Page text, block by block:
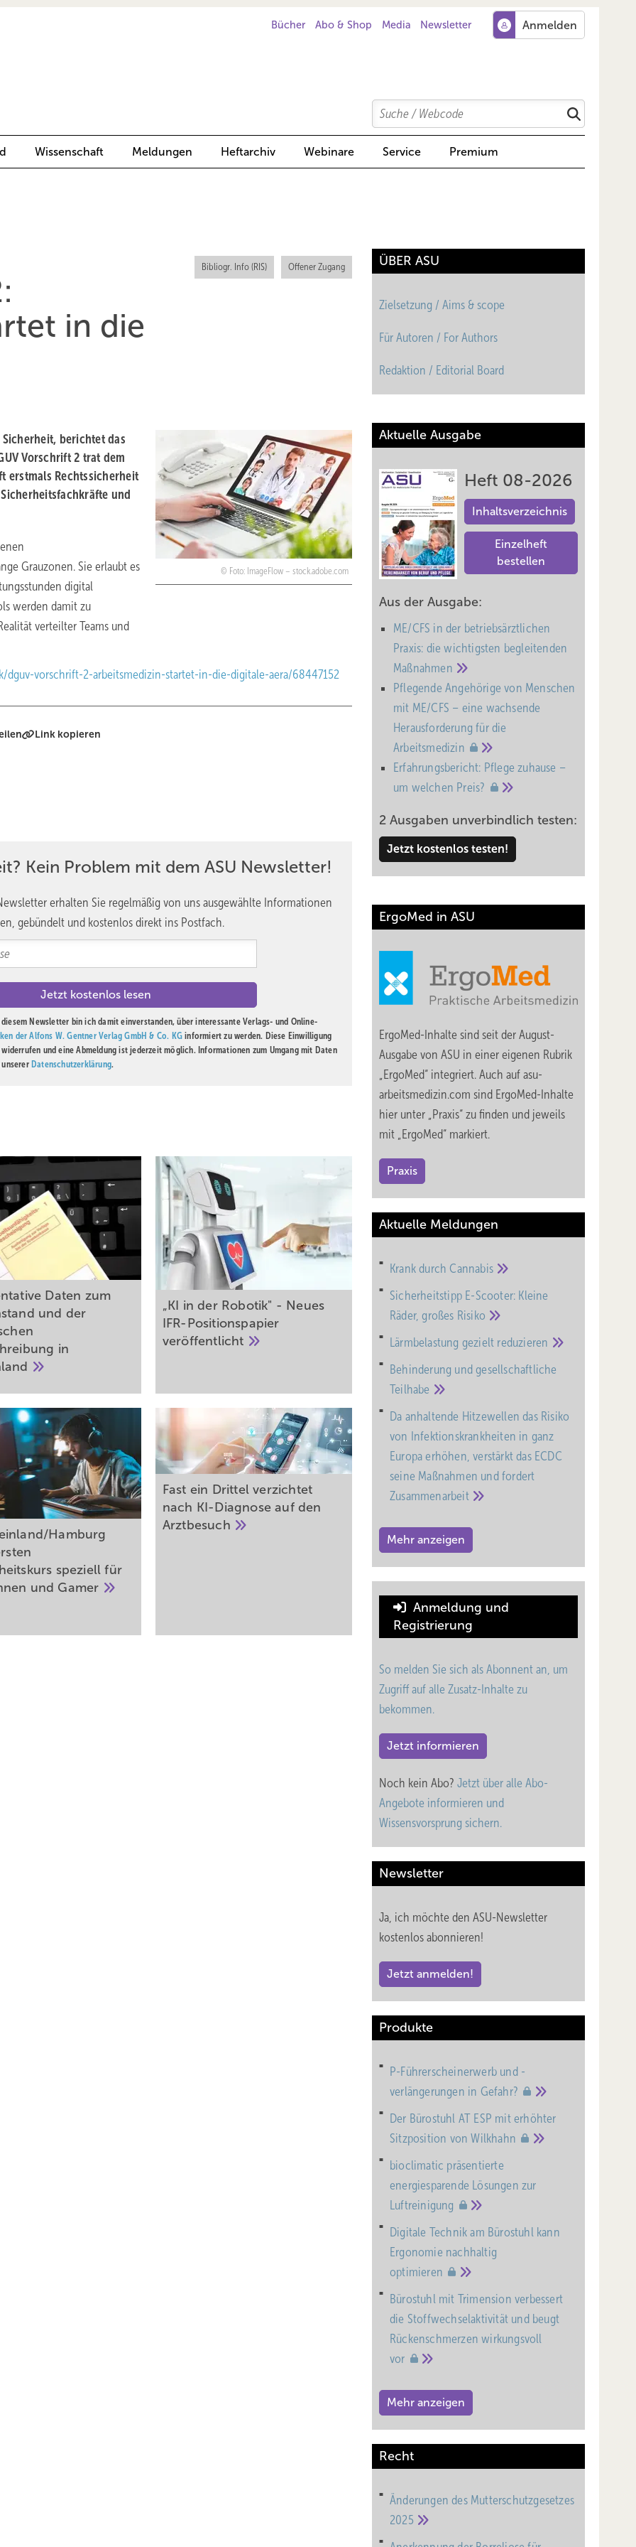
Bücher Abo & Shop Media Newsletter
Search
Suchen
Wissenschaft Meldungen Heftarchiv Webinare Service Premium
Bibliogr. Info (RIS) Offener Zugang
in die
Foto: ImageFlow – stock.adobe.com
berichtet das
Vorschrift 2 trat dem
erstmals Rechtssicherheit
und
Grauzonen. Sie erlaubt es
digital
werden damit zu
verteilter Teams und
vorschrift-2-arbeitsmedizin-startet-in-die-digitale-aera/68447152
Link kopieren
Kein Problem mit dem ASU Newsletter!
erhalten Sie regelmäßig von uns ausgewählte Informationen
gebündelt und kostenlos direkt ins Postfach.
diesem Newsletter bin ich damit einverstanden, über interessante Verlags- und Online-
der Alfons W. Gentner Verlag GmbH & Co. KG informiert zu werden. Diese Einwilligung
und eine Abmeldung ist jederzeit möglich. Informationen zum Umgang mit Daten
Datenschutzerklärung.
Daten zum
und der
in
„KI in der Robotik" - Neues
IFR-Positionspapier
veröffentlicht
Hamburg
speziell für
und Gamer
Fast ein Drittel verzichtet
nach KI-Diagnose auf den
Arztbesuch
ÜBER ASU
Zielsetzung / Aims & scope
Für Autoren / For Authors
Redaktion / Editorial Board
Aktuelle Ausgabe
Heft 08-2026
Inhaltsverzeichnis
Einzelheft
bestellen
Aus der Ausgabe:
ME/CFS in der betriebsärztlichen
Praxis: die wichtigsten begleitenden
Maßnahmen
Pflegende Angehörige von Menschen
mit ME/CFS – eine wachsende
Heraus­forderung für die
Arbeitsmedizin
Erfahrungsbericht: Pflege zuhause –
um welchen Preis?
2 Ausgaben unverbindlich testen:
Jetzt kostenlos testen!
ErgoMed in ASU
ErgoMed-Inhalte sind seit der August-
Ausgabe von ASU in einer eigenen Rubrik
„ErgoMed“ integriert. Auch auf asu-
arbeitsmedizin.com sind ErgoMed-Inhalte
hier unter „Praxis“ zu finden und jeweils
mit „ErgoMed“ markiert.
Praxis
Aktuelle Meldungen
Krank durchCannabis
Sicherheitstipp E-Scooter: Kleine
Räder, großes Risiko
Lärmbelastung gezielt reduzieren
Behinderung und gesell­schaft­liche
Teil­habe
Da anhaltende Hitzewellen das Risiko
von Infektionskrankheiten in ganz
Europa erhöhen, verstärkt das ECDC
seine Maßnahmen und fordert
Zusammenarbeit
Mehr anzeigen
Anmeldung und
Registrierung
So melden Sie sich als Abonnent an, um
Zugriff auf alle Zusatz-Inhalte zu
bekommen.
Jetzt informieren
Noch kein Abo? Jetzt über alle Abo-
Angebote informieren und
Wissensvorsprung sichern.
Newsletter
Ja, ich möchte den ASU-Newsletter
kostenlos abonnieren!
Jetzt anmelden!
Produkte
P-Führerscheinerwerb und -
verlängerungen in Gefahr?
Der Bürostuhl AT ESP mit erhöhter
Sitzposition vonWilkhahn
bioclimatic präsentierte
energiesparende Lösungen zur
Luftreinigung
Digitale Technik am Bürostuhl kann
Ergonomie nachhaltig
optimieren
Bürostuhl mit Trimension verbessert
die Stoffwechselaktivität und beugt
Rückenschmerzen wirkungsvoll
vor
Mehr anzeigen
Recht
Änderungen des Mutterschutz­gesetzes
2025